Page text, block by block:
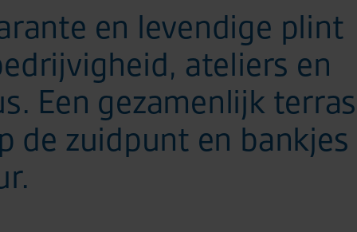
en levendige plint
ateliers en
Een gezamenlijk terras
de zuidpunt en bankjes